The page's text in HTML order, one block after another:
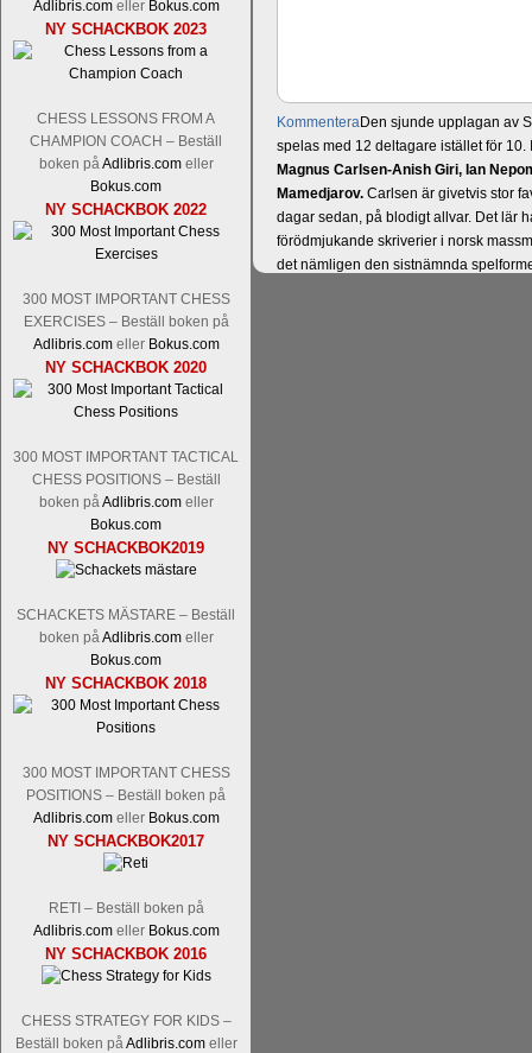
Adlibris.comeller Bokus.com
NY SCHACKBOK 2023
CHESS LESSONS FROM A
CHAMPION COACH – Beställ
boken på Adlibris.comeller
Bokus.com
NY SCHACKBOK 2022
300 MOST IMPORTANT CHESS
EXERCISES – Beställ boken på
Adlibris.comeller Bokus.com
NY SCHACKBOK 2020
300 MOST IMPORTANT TACTICAL
CHESS POSITIONS – Beställ
boken på Adlibris.comeller
Bokus.com
NY SCHACKBOK2019
SCHACKETS MÄSTARE – Beställ
boken på Adlibris.comeller
Bokus.com
NY SCHACKBOK 2018
300 MOST IMPORTANT CHESS
POSITIONS – Beställ boken på
Adlibris.comeller Bokus.com
NY SCHACKBOK2017
RETI – Beställ boken på
Adlibris.comeller Bokus.com
NY SCHACKBOK 2016
CHESS STRATEGY FOR KIDS –
Beställ boken på Adlibris.comeller
KommenteraDen sjunde upplagan av
spelas med 12 deltagare istället för
Magnus Carlsen-Anish Giri, Ian
Mamedjarov. Carlsen är givetvis stor
dagar sedan, på blodigt allvar. Det lär
förödmjukande skriverier i norsk
det nämligen den sistnämnda